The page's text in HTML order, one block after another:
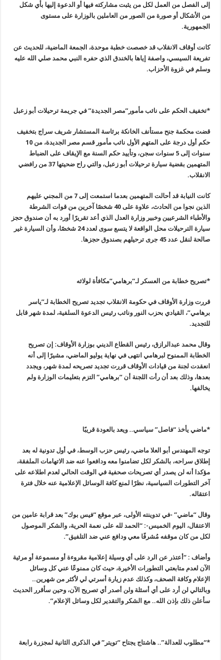
إلى الفصل من العمل لكل من يثبت مشاركته فيها أو الدعوة إليها بأي شكل
من الأشكال أو صورة من الصور من العاملين بالوزارة على مستوى
الجمهورية.
كانت أوقاف الانقلاب قد خصصت خطبة موحدة، الجمعة الماضية، للحديث عن
تفريعة السيسي، واصفة إياها بالخندق الذي حفره النبي محمد صلي الله عليه
وسلم في غزوة الأحزاب.
*تخفيف الحكم على نائب مأمور”مصر الجديدة” في جريمة ترحيلات أبو زعبل
قضت محكمة جنح مستأنف الخانكة برئاسة المستشار شريف سراج بتخفيف
حكم أول درجة على المتهم الأول نائب مأمور قسم مصر الجديدة، من 10
سنوات إلى 5 سنوات سجن، وتأييد حكم السنة مع الإيقاف على الضباط
المتهمين بقضية سيارة ترحيلات أبو زعبل، والتي راح ضحيتها 37 من رافضي
الانقلاب.
كانت النيابة قد أحالت المتهمين بعدما استمعت إلى 7 من المجني عليهم
الذين نجوا من الحادث، علاوة على 40 شخصًا آخرين من قوات الشرطة
والأطباء الشرعيين وخبير وزارة العدل الذي أعد تقريرًا أورد به أن صندوق حجز
سيارة الترحيلات محل الواقعة لا يتسع سوى لعدد 24 شخصًا، وأن السيارة غير
صالحة لنقل عدد 45 جرى ترحيلهم بصندوق حجزها
.
*تصريح خطابة من العسكر لـ”برهامي”مكافأة لولائه
قررت وزارة الأوقاف في حكومة الانقلاب تجديد تصريح الخطابة لـ”ياسر
برهامي”، القيادي بحزب النور ونائب رئيس الدعوة السلفية، لمدة شهر قابل
للتجديد.
وقال محمد عبدالرازق، رئيس القطاع الديني بوزارة الأوقاف: إن تصريح
الخطابة الممنوح لبرهامي انتهى في نهاية يوليو الماضي، مشيرًا إلى أنه
انعقدت لجنة من قيادات الأوقاف قررت تجديد تصريحه لمدة شهر، ويجدد
بعدها، وذلك بعد أن رأت اللجنة أن “برهامي” التزم بتعليمات الوزارة ولم
يخالفها.
*ماضي يأخذ “فاصل” سياسي.. ويعد بالعودة قريبًا
توجه المهندس أبو العلا ماضي، رئيس حزب الوسط، في أول تدونية له بعد
إطلاق سراحه، بالشكر لكل تضامنوا معه ودافعوا عنه ضد الاتهامات الملفقة،
مؤكدا أنه لن يصدر أي تصريحات صحفية في الوقت الحالي لعدم اطلاعه على
آخر التطورات السياسية، نظرًا لمنع كافة الوسائل الإعلامية عنه خلال فترة
اعتقاله.
وقال “ماضي” -في تدوينته الأولى، عبر موقع“فيس بوك” بعد قرابة عامين من
الاعتقال، اليوم الخميس-: “الحمد لله على نعمة الحرية، والشكر الموصول
لكل من كان موقفه مُشرفًا معي ودافع عني ضد التلفيق”.
وأضاف : “أعتذر عن الرد على أي وسيلة إعلامية مقروءة أو مسموعة أو مرئية
الآن لعدم متابعتي التطورات الأخيرة، حيث كان ممنوعًا عني كل وسائل
الإعلام وكافة الصحف، وكذلك عدم زيارة أسرتي لي لأكثر من شهرين..
وبالتالي لن أرد على أي أسئلة ولن أصدر أي تصريح الآن، وحين سأقرر الحديث
سأعلن ذلك بإذن الله.. مع الشكر والتقدير لكل وسائل الإعلام”.
*
“مطلوب للعدالة”.. هاشتاج يجتاح “تويتر” في الذكرى الثانية لمجزرة رابعة